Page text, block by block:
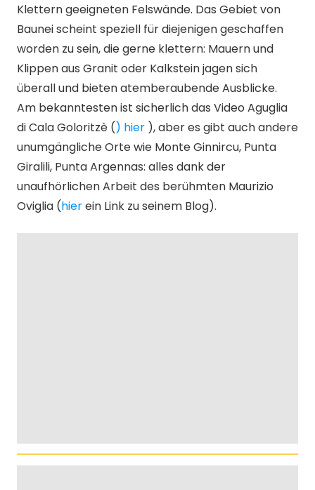
Klettern geeigneten Felswände. Das Gebiet von
Baunei scheint speziell für diejenigen geschaffen
worden zu sein, die gerne klettern: Mauern und
Klippen aus Granit oder Kalkstein jagen sich
überall und bieten atemberaubende Ausblicke.
Am bekanntesten ist sicherlich das Video Aguglia
di Cala Goloritzè () hier ), aber es gibt auch andere
unumgängliche Orte wie Monte Ginnircu, Punta
Giralili, Punta Argennas: alles dank der
unaufhörlichen Arbeit des berühmten Maurizio
Oviglia (hierein Link zu seinem Blog).